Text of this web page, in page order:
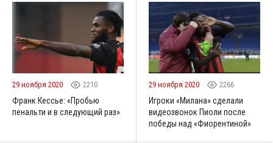
29 ноября 2020 2210
Франк Кессье: «Пробью
пенальти и в следующий раз»
29 ноября 2020 2266
Игроки «Милана» сделали
видеозвонок Пиоли после
победы над «Фиорентиной»